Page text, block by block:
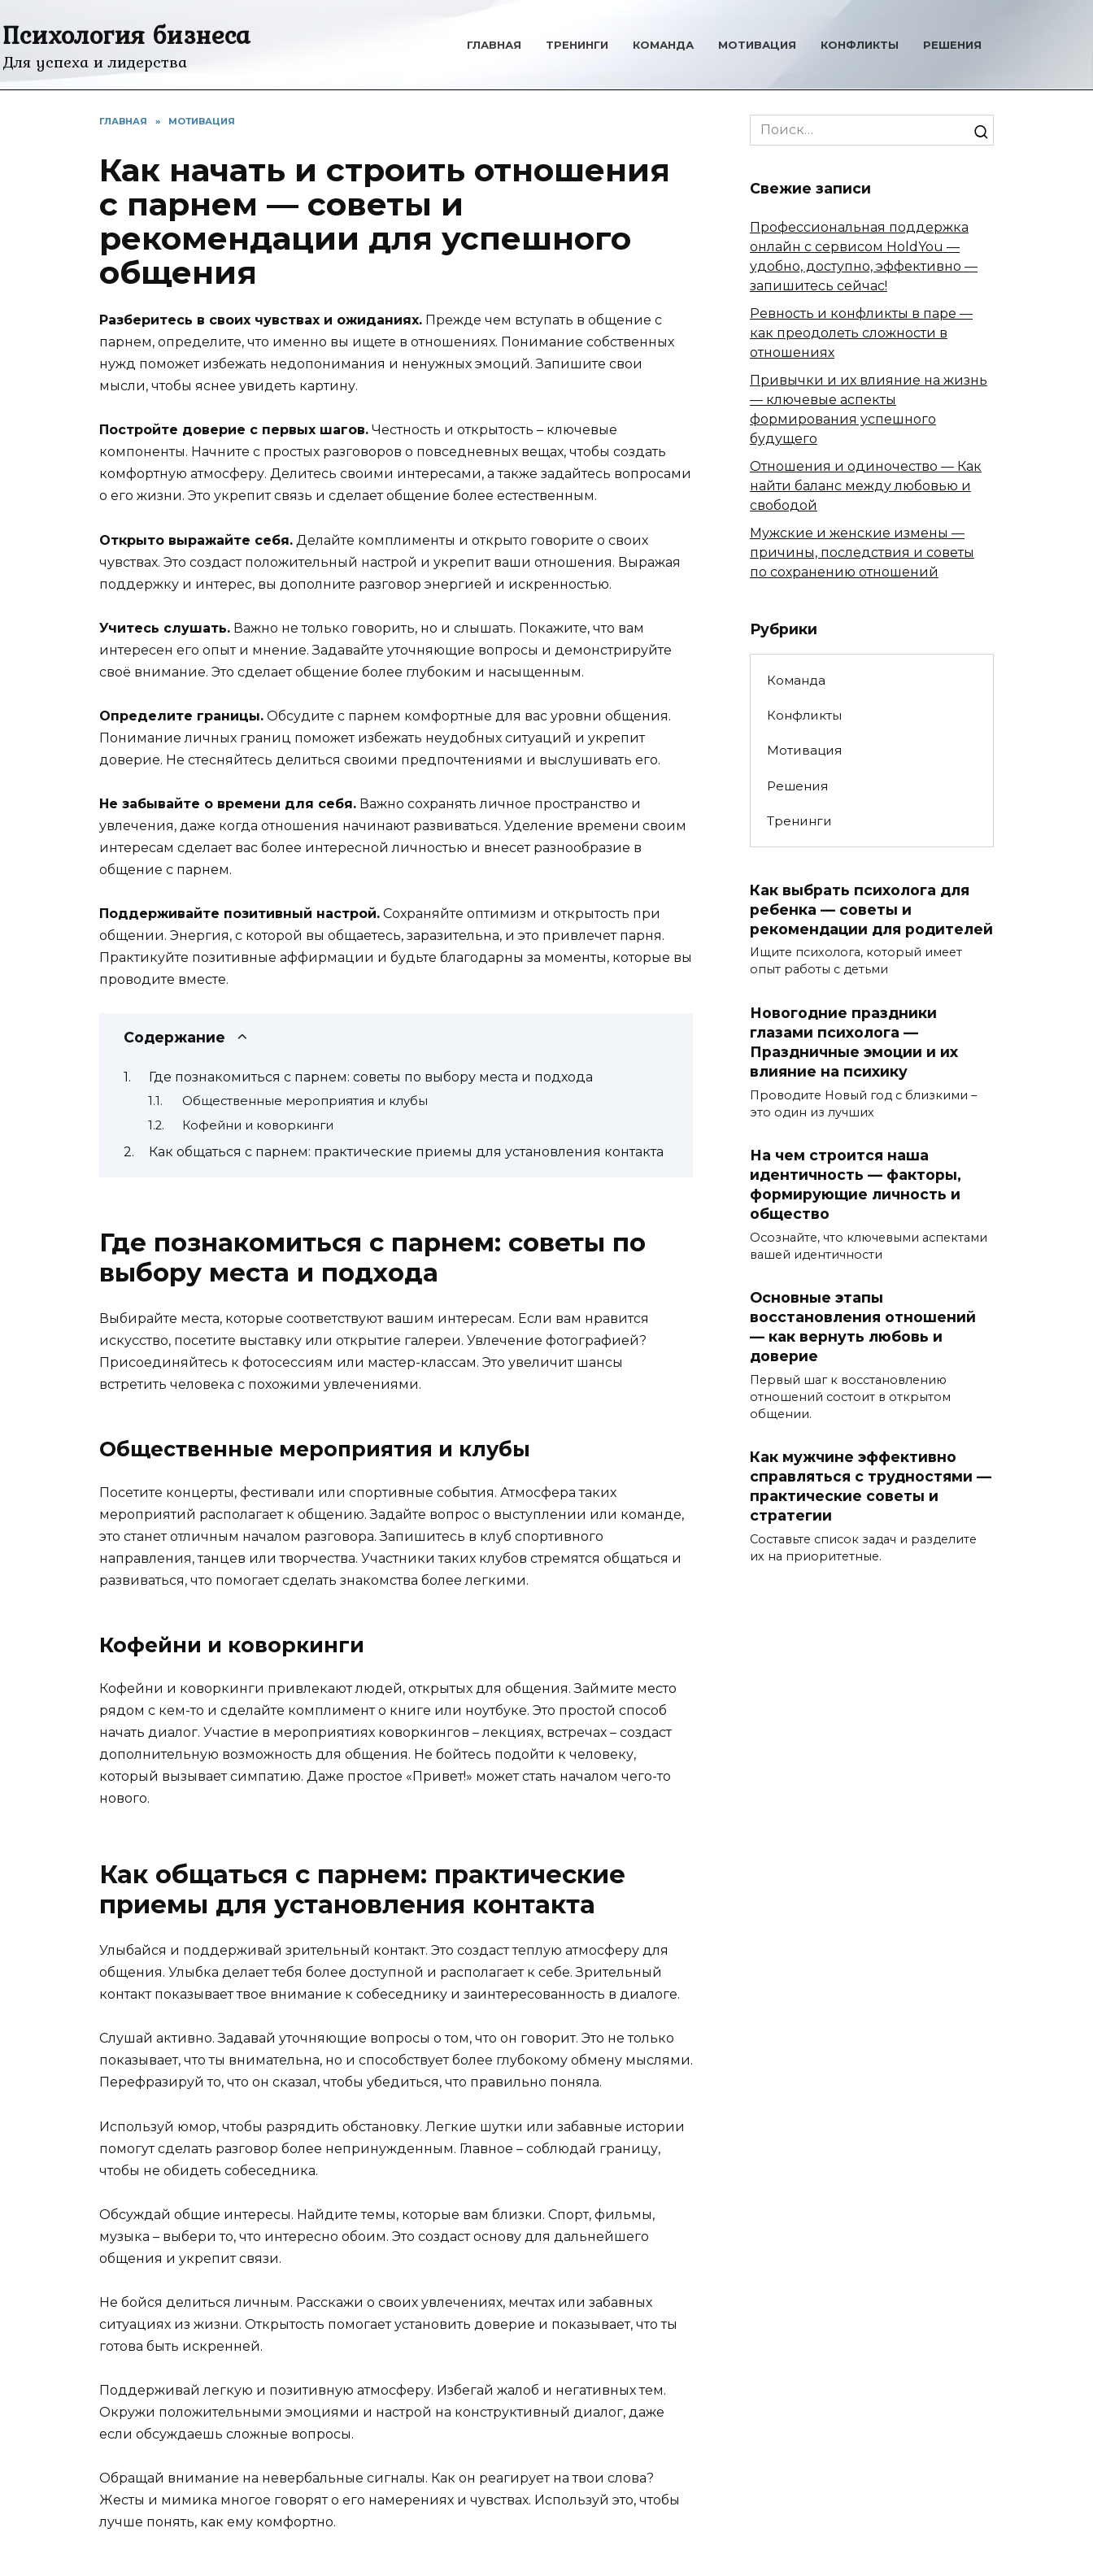
к
содержанию
Психология бизнеса
Для успеха и лидерства
ГЛАВНАЯ ТРЕНИНГИ КОМАНДА МОТИВАЦИЯ КОНФЛИКТЫ РЕШЕНИЯ
ГЛАВНАЯ » МОТИВАЦИЯ
Как начать и строить отношения
с парнем — советы и
рекомендации для успешного
общения
Разберитесь в своих чувствах и ожиданиях. Прежде чем вступать в общение с
парнем, определите, что именно вы ищете в отношениях. Понимание собственных
нужд поможет избежать недопонимания и ненужных эмоций. Запишите свои
мысли, чтобы яснее увидеть картину.
Постройте доверие с первых шагов. Честность и открытость – ключевые
компоненты. Начните с простых разговоров о повседневных вещах, чтобы создать
комфортную атмосферу. Делитесь своими интересами, а также задайтесь вопросами
о его жизни. Это укрепит связь и сделает общение более естественным.
Открыто выражайте себя. Делайте комплименты и открыто говорите о своих
чувствах. Это создаст положительный настрой и укрепит ваши отношения. Выражая
поддержку и интерес, вы дополните разговор энергией и искренностью.
Учитесь слушать. Важно не только говорить, но и слышать. Покажите, что вам
интересен его опыт и мнение. Задавайте уточняющие вопросы и демонстрируйте
своё внимание. Это сделает общение более глубоким и насыщенным.
Определите границы. Обсудите с парнем комфортные для вас уровни общения.
Понимание личных границ поможет избежать неудобных ситуаций и укрепит
доверие. Не стесняйтесь делиться своими предпочтениями и выслушивать его.
Не забывайте о времени для себя. Важно сохранять личное пространство и
увлечения, даже когда отношения начинают развиваться. Уделение времени своим
интересам сделает вас более интересной личностью и внесет разнообразие в
общение с парнем.
Поддерживайте позитивный настрой. Сохраняйте оптимизм и открытость при
общении. Энергия, с которой вы общаетесь, заразительна, и это привлечет парня.
Практикуйте позитивные аффирмации и будьте благодарны за моменты, которые вы
проводите вместе.
Содержание
Где познакомиться с парнем: советы по выбору места и подхода
Общественные мероприятия и клубы
Кофейни и коворкинги
Как общаться с парнем: практические приемы для установления контакта
Где познакомиться с парнем: советы по
выбору места и подхода
Выбирайте места, которые соответствуют вашим интересам. Если вам нравится
искусство, посетите выставку или открытие галереи. Увлечение фотографией?
Присоединяйтесь к фотосессиям или мастер-классам. Это увеличит шансы
встретить человека с похожими увлечениями.
Общественные мероприятия и клубы
Посетите концерты, фестивали или спортивные события. Атмосфера таких
мероприятий располагает к общению. Задайте вопрос о выступлении или команде,
это станет отличным началом разговора. Запишитесь в клуб спортивного
направления, танцев или творчества. Участники таких клубов стремятся общаться и
развиваться, что помогает сделать знакомства более легкими.
Кофейни и коворкинги
Кофейни и коворкинги привлекают людей, открытых для общения. Займите место
рядом с кем-то и сделайте комплимент о книге или ноутбуке. Это простой способ
начать диалог. Участие в мероприятиях коворкингов – лекциях, встречах – создаст
дополнительную возможность для общения. Не бойтесь подойти к человеку,
который вызывает симпатию. Даже простое «Привет!» может стать началом чего-то
нового.
Как общаться с парнем: практические
приемы для установления контакта
Улыбайся и поддерживай зрительный контакт. Это создаст теплую атмосферу для
общения. Улыбка делает тебя более доступной и располагает к себе. Зрительный
контакт показывает твое внимание к собеседнику и заинтересованность в диалоге.
Слушай активно. Задавай уточняющие вопросы о том, что он говорит. Это не только
показывает, что ты внимательна, но и способствует более глубокому обмену мыслями.
Перефразируй то, что он сказал, чтобы убедиться, что правильно поняла.
Используй юмор, чтобы разрядить обстановку. Легкие шутки или забавные истории
помогут сделать разговор более непринужденным. Главное – соблюдай границу,
чтобы не обидеть собеседника.
Обсуждай общие интересы. Найдите темы, которые вам близки. Спорт, фильмы,
музыка – выбери то, что интересно обоим. Это создаст основу для дальнейшего
общения и укрепит связи.
Не бойся делиться личным. Расскажи о своих увлечениях, мечтах или забавных
ситуациях из жизни. Открытость помогает установить доверие и показывает, что ты
готова быть искренней.
Поддерживай легкую и позитивную атмосферу. Избегай жалоб и негативных тем.
Окружи положительными эмоциями и настрой на конструктивный диалог, даже
если обсуждаешь сложные вопросы.
Обращай внимание на невербальные сигналы. Как он реагирует на твои слова?
Жесты и мимика многое говорят о его намерениях и чувствах. Используй это, чтобы
лучше понять, как ему комфортно.
Search
for:
Свежие записи
Профессиональная поддержка
онлайн с сервисом HoldYou —
удобно, доступно, эффективно —
запишитесь сейчас!
Ревность и конфликты в паре —
как преодолеть сложности в
отношениях
Привычки и их влияние на жизнь
— ключевые аспекты
формирования успешного
будущего
Отношения и одиночество — Как
найти баланс между любовью и
свободой
Мужские и женские измены —
причины, последствия и советы
по сохранению отношений
Рубрики
Команда
Конфликты
Мотивация
Решения
Тренинги
Как выбрать психолога для
ребенка — советы и
рекомендации для родителей
Ищите психолога, который имеет
опыт работы с детьми
Новогодние праздники
глазами психолога —
Праздничные эмоции и их
влияние на психику
Проводите Новый год с близкими –
это один из лучших
На чем строится наша
идентичность — факторы,
формирующие личность и
общество
Осознайте, что ключевыми аспектами
вашей идентичности
Основные этапы
восстановления отношений
— как вернуть любовь и
доверие
Первый шаг к восстановлению
отношений состоит в открытом
общении.
Как мужчине эффективно
справляться с трудностями —
практические советы и
стратегии
Составьте список задач и разделите
их на приоритетные.